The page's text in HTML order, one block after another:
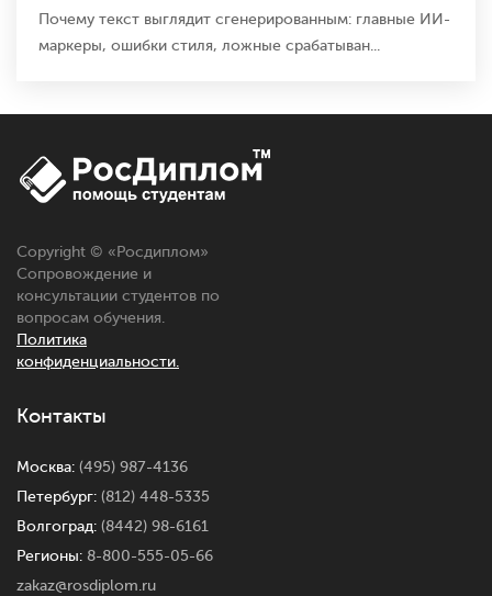
Почему текст выглядит сгенерированным: главные ИИ-
маркеры, ошибки стиля, ложные срабатыван...
Copyright © « Росдиплом»
Сопровождение и
консультации студентов по
вопросам обучения.
Политика
конфиденциальности.
Контакты
Москва: (495) 987-4136
Петербург: (812) 448-5335
Волгоград: (8442) 98-6161
Регионы: 8-800-555-05-66
zakaz@rosdiplom.ru